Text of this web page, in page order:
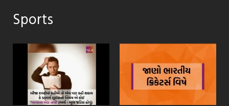
Sports